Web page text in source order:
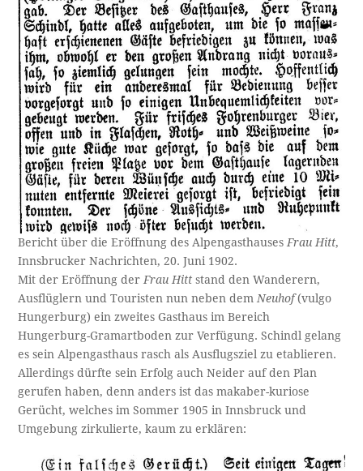
Bericht über die Eröffnung des AlpengasthausesFrau Hitt,
Innsbrucker Nachrichten, 20. Juni 1902.
Mit der Eröffnung derFrau Hitt stand den Wanderern,
Ausflüglern und Touristen nun neben demNeuhof(vulgo
Hungerburg) ein zweites Gasthaus im Bereich
Hungerburg-Gramartboden zur Verfügung. Schindl gelang
es sein Alpengasthaus rasch als Ausflugsziel zu etablieren.
Allerdings dürfte sein Erfolg auch Neider auf den Plan
gerufen haben, denn anders ist das makaber-kuriose
Gerücht, welches im Sommer 1905 in Innsbruck und
Umgebung zirkulierte, kaum zu erklären: